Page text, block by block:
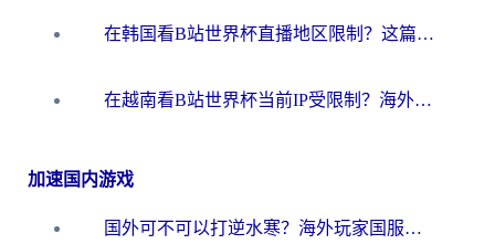
在韩国看B站世界杯直播地区限制？这篇指南让你告别“当前地区不可播放”
在越南看B站世界杯当前IP受限制？海外党体育观赛终极指南来了
加速国内游戏
国外可不可以打逆水寒？海外玩家国服畅玩终极指南（附漫威荒野乱斗加速方案）